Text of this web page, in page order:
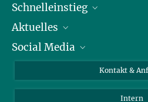
Schnelleinstieg
Personen
Pressebereich
Aktuelles
Stellenangebote
Social Media
Kontakt &
Intern